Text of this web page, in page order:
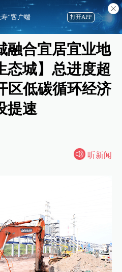
融合宜居宜业地
态城】总进度超
区低碳循环经济
提速
听新闻
”客户端 打开APP